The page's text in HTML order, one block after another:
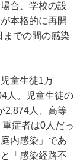
合、学校の設
本格的に再開
までの間の感染
童生徒1万
人。児童生徒の
2,874人、高等
症者は0人だっ
内感染」であ
「感染経路不